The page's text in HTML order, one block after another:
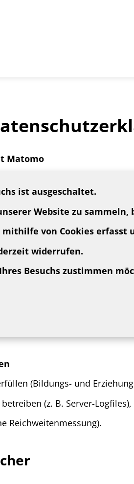
Matomo
ist ausgeschaltet.
Website zu
von Cookies erfasst
widerrufen.
Besuchs zustimmen
(Bildungs- und
(z. B. Server-Logfiles),
Reichweitenmessung).